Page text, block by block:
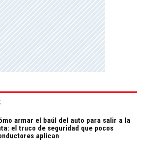
armar el baúl del auto para salir a la
el truco de seguridad que pocos
aplican